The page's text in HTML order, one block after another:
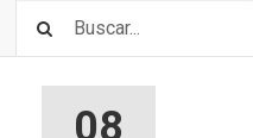
08